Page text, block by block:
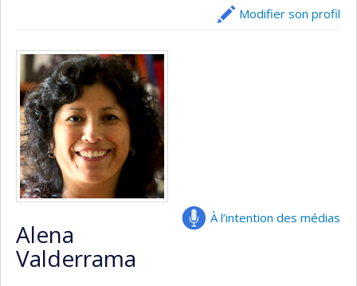
Modifier son profil
À l’intention des médias
Alena
Valderrama